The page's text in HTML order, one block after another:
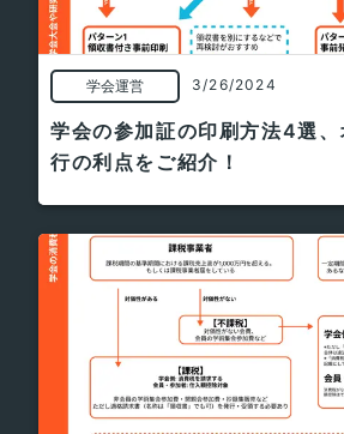
学会運営 3/26/2024
学会の参加証の印刷方法4選、
行の利点をご紹介！